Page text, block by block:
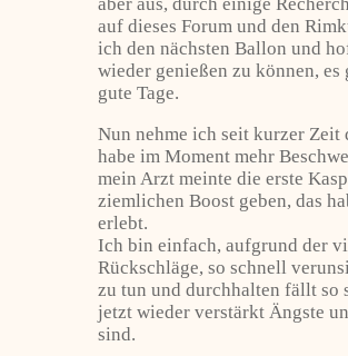
aber aus, durch einige
auf dieses Forum und den
ich den nächsten Ballon und
wieder genießen zu können,
gute Tage.
Nun nehme ich seit kurzer Zeit
habe im Moment mehr
mein Arzt meinte die erste
ziemlichen Boost geben, das
erlebt.
Ich bin einfach, aufgrund der
Rückschläge, so schnell
zu tun und durchhalten fällt so
jetzt wieder verstärkt Ängste
sind.